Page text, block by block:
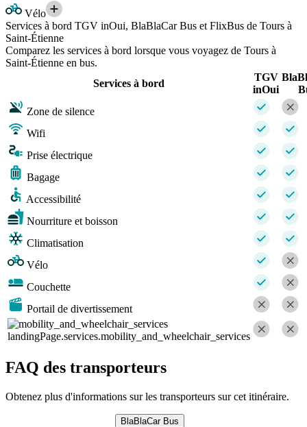
Vélo
Services à bord TGV inOui, BlaBlaCar Bus et FlixBus de Tours à
Saint-Étienne
Comparez les services à bord lorsque vous voyagez de Tours à
Saint-Étienne en bus.
Services à bord
TGV
inOui
Zone de silence
Wifi
Prise électrique
Bagage
Accessibilité
Nourriture et boisson
Climatisation
Vélo
Couchette
Portail de divertissement
landingPage.services.mobility_and_wheelchair_services
FAQ des transporteurs
Obtenez plus d'informations sur les transporteurs sur cet itinéraire.
BlaBlaCar Bus